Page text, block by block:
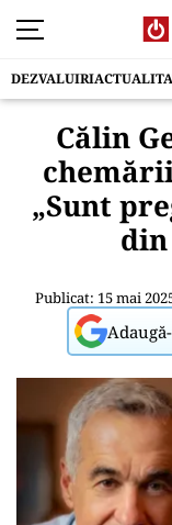
DEZVALUIRI
Călin
„Sunt
Publicat: 15 mai